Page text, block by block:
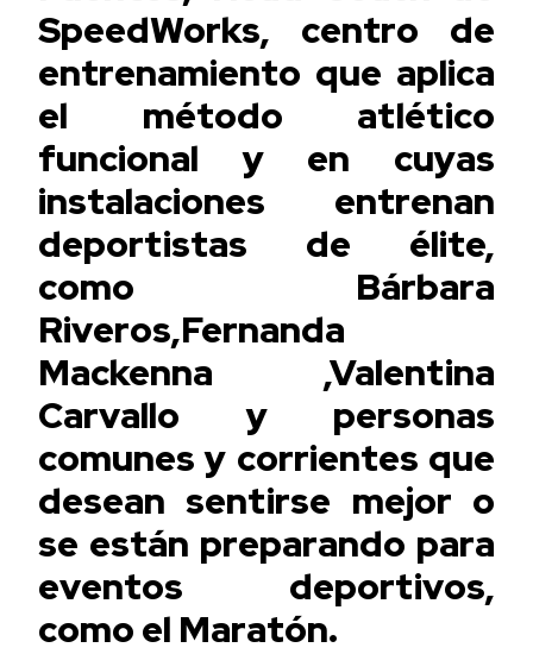
SpeedWorks, centro de
entrenamiento que aplica
el método atlético
funcional y en cuyas
instalaciones entrenan
deportistas de élite,
como Bárbara
Riveros,Fernanda
Mackenna ,Valentina
Carvallo y personas
comunes y corrientes que
desean sentirse mejor o
se están preparando para
eventos deportivos,
como el Maratón.